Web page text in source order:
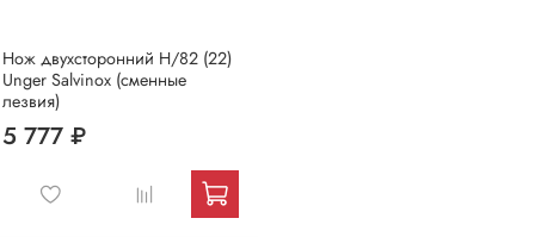
Нож двухсторонний H/82 (22)
Unger Salvinox (сменные
лезвия)
5 777 ₽